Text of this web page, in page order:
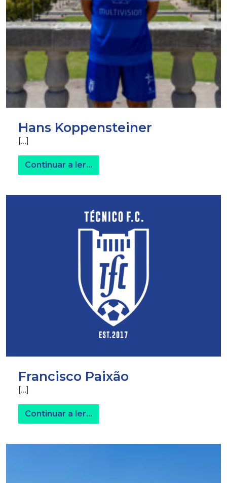
Hans Koppensteiner
[…]
Continuar a ler…
Francisco Paixão
[…]
Continuar a ler…